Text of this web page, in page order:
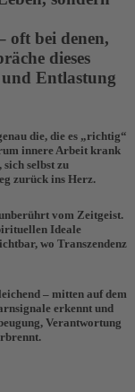
oft bei denen,
dieses
Entlastung
die, die es „richtig“
innere Arbeit krank
selbst zu
zurück ins Herz.
vom Zeitgeist.
Ideale
wo Transzendenz
– mitten auf dem
erkennt und
Verantwortung